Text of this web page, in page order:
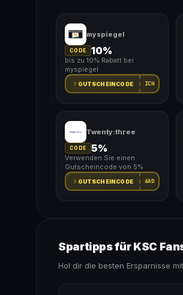
myspiegel
CODE 10%
bis zu 10% Rabatt bei
myspiegel
GUTSCHEINCODE ICH
Twenty:three
CODE 5%
Verwenden Sie einen
Gutscheincode von 5%
GUTSCHEINCODE 4AD
Spartipps für KSC
Hol dir die besten Ersparnisse